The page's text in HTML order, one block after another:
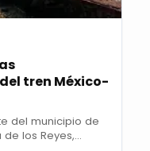
tren México-
del municipio de
los Reyes,...